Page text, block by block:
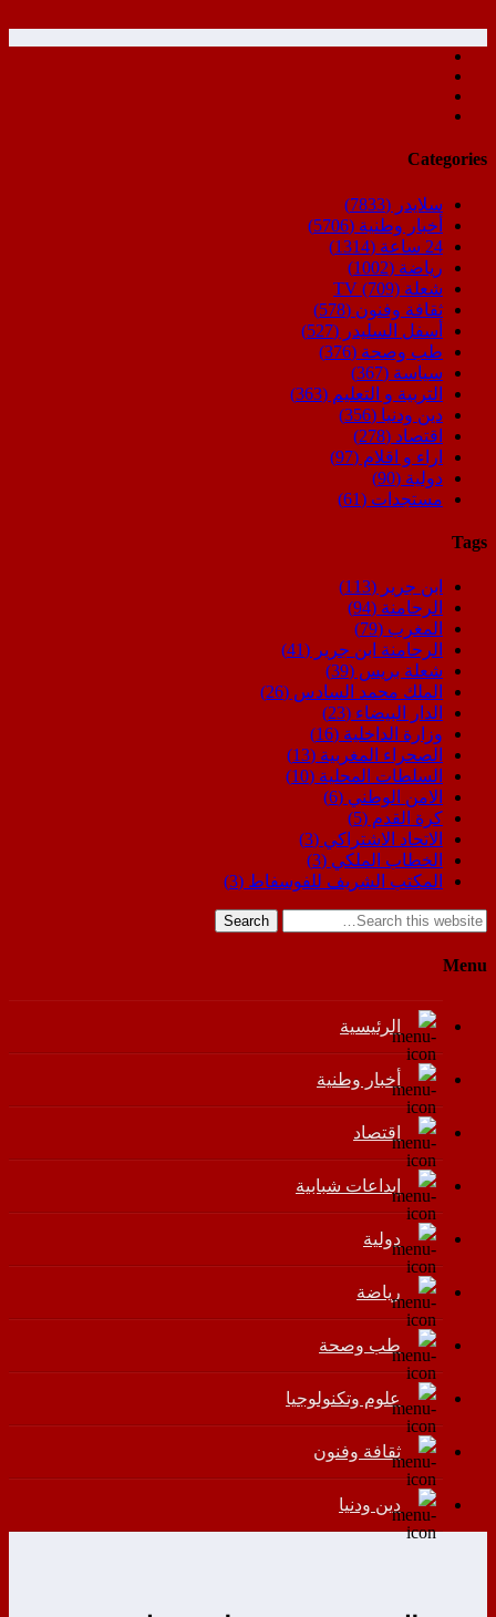
Categories
سلايدر (7833)
أخبار وطنية (5706)
24 ساعة
(1314)
رياضة (1002)
شعلة TV (709)
ثقافة وفنون (578)
أسفل السليدر (527)
طب وصحة (376)
سياسة (367)
التربية و التعليم (363)
دين ودنيا (356)
اقتصاد (278)
اراء و اقلام (97)
دولية (90)
مستجدات (61)
Tags
ابن جرير (113)
الرحامنة (94)
المغرب (79)
الرحامنة ابن جرير (41)
شعلة بريس (39)
الملك محمد السادس (26)
الدار البيضاء (23)
وزارة الداخلية (16)
الصحراء المغربية (13)
السلطات المحلية (10)
الامن الوطني (6)
كرة القدم (5)
الاتحاد الاشتراكي (3)
الخطاب الملكي (3)
المكتب الشريف للفوسفاط (3)
Search
Menu
الرئيسية
أخبار وطنية
اقتصاد
إبداعات شبابية
دولية
رياضة
طب وصحة
علوم وتكنولوجيا
ثقافة وفنون
دين ودنيا